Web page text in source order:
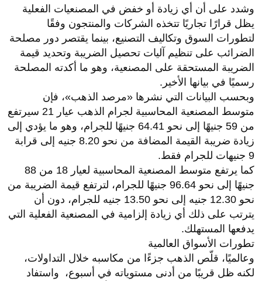
وشدد على أن أي زيادة أو خفض في المصنعيات الفعلية
يظل قرارًا تجاريًا تتخذه الشركات والمنتجون وفقًا
لتطورات السوق وتكاليف التصنيع، بينما يقتصر دور مصلحة
الضرائب على تنظيم آليات تحصيل الضريبة وتحديد قيمة
الضريبة المستحقة على المصنعية، وهو ما أكدته المصلحة
رسميًا في بيانها الأخير.
وبحسب البيانات التي نشرها «مرصد الذهب»، فإن
متوسط المصنعية المحاسبية لجرام الذهب عيار 21 سيرتفع
من 59 جنيهًا إلى نحو 64.41 جنيهًا للجرام، وهو ما يؤدي إلى
زيادة ضريبة القيمة المضافة من نحو 8.20 جنيه إلى قرابة
9 جنيهات للجرام فقط.
كما يرتفع متوسط المصنعية المحاسبية لعيار 18 من 88
جنيهًا إلى نحو 96.64 جنيهًا للجرام، لترتفع قيمة الضريبة من
نحو 12.30 جنيه إلى نحو 13.50 جنيه للجرام، دون أن
يترتب على ذلك أي زيادة إلزامية في المصنعية الفعلية التي
يدفعها المستهلك.
تطورات الأسواق العالمية
وعالميًا، قلّص الذهب جزءًا من مكاسبه خلال التداولات،
لكنه ظل قريبًا من أدنى مستوياته في أسبوع، واستفاد